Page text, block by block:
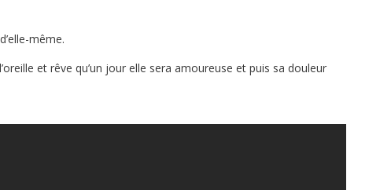
même.
et rêve qu’un jour elle sera amoureuse et puis sa douleur